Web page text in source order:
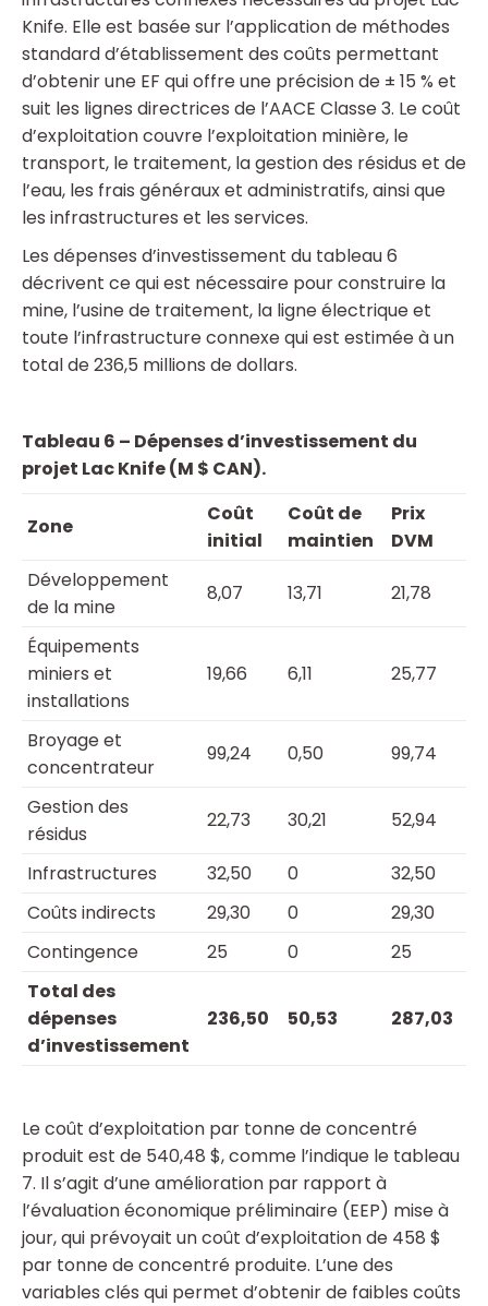
Knife. Elle est basée sur l’application de méthodes
standard d’établissement des coûts permettant
d’obtenir une EF qui offre une précision de ± 15 % et
suit les lignes directrices de l’AACE Classe 3. Le coût
d’exploitation couvre l’exploitation minière, le
transport, le traitement, la gestion des résidus et de
l’eau, les frais généraux et administratifs, ainsi que
les infrastructures et les services.
Les dépenses d’investissement du tableau 6
décrivent ce qui est nécessaire pour construire la
mine, l’usine de traitement, la ligne électrique et
toute l’infrastructure connexe qui est estimée à un
total de 236,5 millions de dollars.
Tableau 6 – Dépenses d’investissement du
projet Lac Knife (M $ CAN).
Zone
Coût
initial
Coût de
maintien
Prix
DVM
Développement
de la mine
8,07 13,71 21,78
Équipements
miniers et
installations
19,66 6,11 25,77
Broyage et
concentrateur
99,24 0,50 99,74
Gestion des
résidus
22,73 30,21 52,94
Infrastructures 32,50 0
32,50
Coûts indirects
29,30 0
29,30
Contingence
25 0
25
Total des
dépenses
d’investissement
236,50 50,53 287,03
Le coût d’exploitation par tonne de concentré
produit est de 540,48 $, comme l’indique le tableau
7. Il s’agit d’une amélioration par rapport à
l’évaluation économique préliminaire (EEP) mise à
jour, qui prévoyait un coût d’exploitation de 458 $
par tonne de concentré produite. L’une des
variables clés qui permet d’obtenir de faibles coûts